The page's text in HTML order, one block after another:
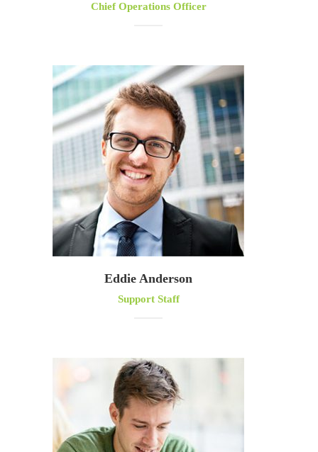
Chief Operations Officer
Eddie Anderson
Support Staff